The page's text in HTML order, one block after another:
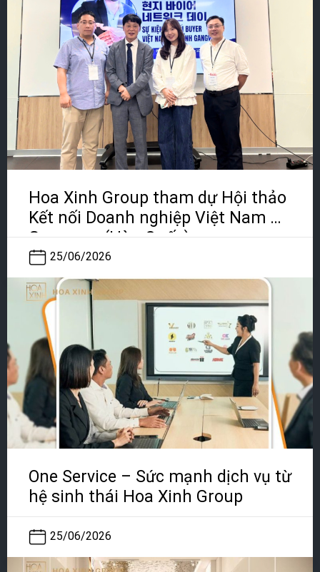
Hoa Xinh Group tham dự Hội thảo
Kết nối Doanh nghiệp Việt Nam –
Gangwon (Hàn Quốc)
25/06/2026
One Service – Sức mạnh dịch vụ từ
hệ sinh thái Hoa Xinh Group
25/06/2026